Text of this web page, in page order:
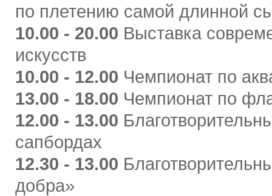
по плетению самой длинной
10.00 - 20.00 Выставка
искусств
10.00 - 12.00 Чемпионат по
13.00 - 18.00 Чемпионат по
12.00 - 13.00
сапбордах
12.30 - 13.00
добра»